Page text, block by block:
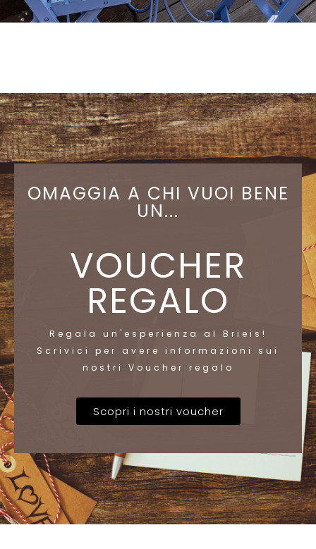
OMAGGIA A CHI VUOI BENE
UN...
VOUCHER
REGALO
Regala un'esperienza al Brieis!
Scrivici per avere informazioni sui
nostri Voucher regalo
Scopri i nostri voucher